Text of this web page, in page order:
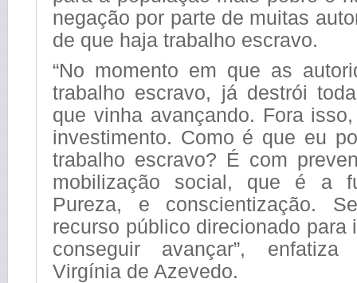
negação por parte de muitas
de que haja trabalho escravo.
“No momento em que as
trabalho escravo, já destrói
que vinha avançando. Fora
investimento. Como é que eu
trabalho escravo? É com
mobilização social, que é a
Pureza, e conscientização.
recurso público direcionado para
conseguir avançar”,
Virgínia de Azevedo.